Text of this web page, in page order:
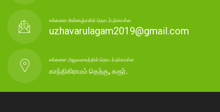
எங்களை மின்னஞ்சலில் தொடர்புகொள்ள
uzhavarulagam2019@gmail.com
எங்களை அலுவலகத்தில் தொடர்புகொள்ள
காந்திகிராமம் தெற்கு, கரூர்.